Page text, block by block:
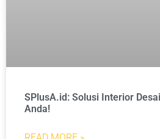
SPlusA.id: Solusi Interior
Anda!